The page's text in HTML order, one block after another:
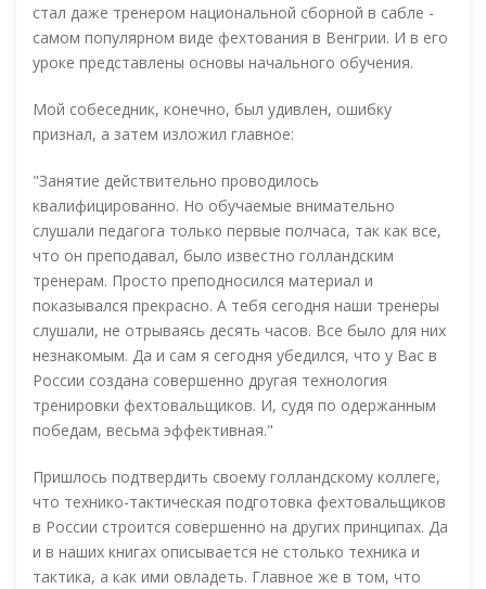
стал даже тренером национальной сборной в сабле -
самом популярном виде фехтования в Венгрии. И в его
уроке представлены основы начального обучения.
Мой собеседник, конечно, был удивлен, ошибку
признал, а затем изложил главное:
"Занятие действительно проводилось
квалифицированно. Но обучаемые внимательно
слушали педагога только первые полчаса, так как все,
что он преподавал, было известно голландским
тренерам. Просто преподносился материал и
показывался прекрасно. А тебя сегодня наши тренеры
слушали, не отрываясь десять часов. Все было для них
незнакомым. Да и сам я сегодня убедился, что у Вас в
России создана совершенно другая технология
тренировки фехтовальщиков. И, судя по одержанным
победам, весьма эффективная."
Пришлось подтвердить своему голландскому коллеге,
что технико-тактическая подготовка фехтовальщиков
в России строится совершенно на других принципах. Да
и в наших книгах описывается не столько техника и
тактика, а как ими овладеть. Главное же в том, что